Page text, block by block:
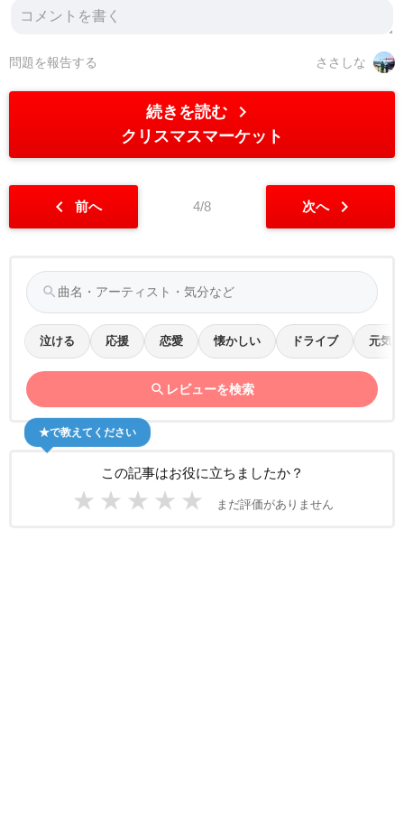
ささしな
問題を報告する
続きを読む chevron_right
クリスマスマーケット
chevron_left 前へ 4/8 次へ chevron_right
search
泣ける 応援 恋愛 懐かしい ドライブ 元気
search レビューを検索
この記事はお役に立ちましたか？
★ ★ ★ ★ ★ まだ評価がありません
★で教えてください